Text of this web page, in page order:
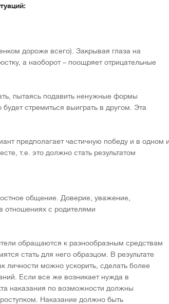
дороже всего). Закрывая глаза на
а наоборот – поощряет отрицательные
пытаясь подавить ненужные формы
стремиться выиграть в другом. Эта
предполагает частичную победу и в одном
т.е. это должно стать результатом
общение. Доверие, уважение,
отношениях с родителями
обращаются к разнообразным средствам
стать для него образцом. В результате
личности можно ускорить, сделать более
Если все же возникает нужда в
наказания по возможности должны
Наказание должно быть